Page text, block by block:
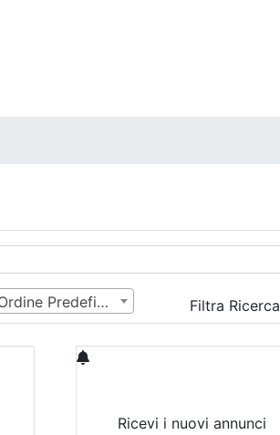
Ordine Predefinito Filtra Ricerca
Ricevi i nuovi annunci